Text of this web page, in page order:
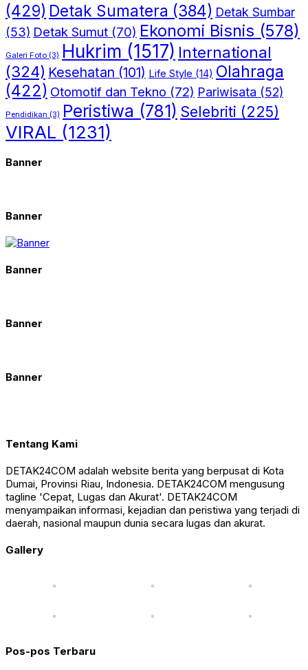
(429) Detak Sumatera (384) Detak Sumbar
(53) Detak Sumut (70) Ekonomi Bisnis (578)
Galeri Foto (3) Hukrim (1517) International
(324) Kesehatan (101) Life Style (14) Olahraga
(422) Otomotif dan Tekno (72) Pariwisata (52)
Pendidikan (3) Peristiwa (781) Selebriti (225)
VIRAL (1231)
Banner
Banner
Banner
Banner
Banner
Tentang Kami
DETAK24COM adalah website berita yang berpusat di Kota
Dumai, Provinsi Riau, Indonesia. DETAK24COM mengusung
tagline 'Cepat, Lugas dan Akurat'. DETAK24COM
menyampaikan informasi, kejadian dan peristiwa yang terjadi di
daerah, nasional maupun dunia secara lugas dan akurat.
Gallery
Pos-pos Terbaru